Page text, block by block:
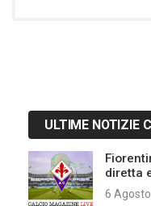
ULTIME NOTIZIE
diretta
6